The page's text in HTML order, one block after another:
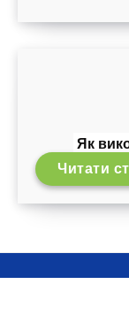
Як
Читати